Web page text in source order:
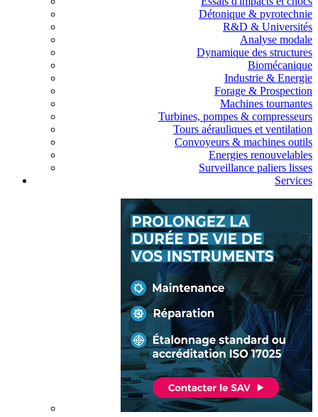
Détonique & pyrotechnie
R&D & Universités
Analyse modale
Dynamique des structures
Biomécanique
Industrie & Energie
Forage & Prospection
Machines tournantes
Turbines, pompes & compresseurs
Tours aérauliques et ventilation
Convoyeurs & machines outils
Energies renouvelables
Surveillance paliers lisses
Services